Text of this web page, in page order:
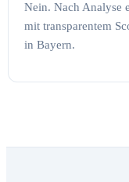
Nein. Nach Analyse
mit transparentem
in Bayern.